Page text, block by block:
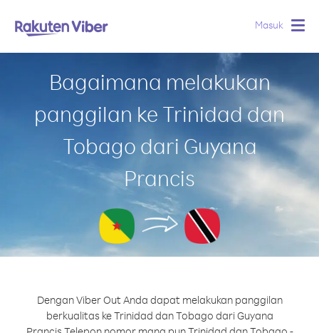
Masuk
Bagaimana melakukan
panggilan ke Trinidad dan
Tobago dari Guyana
Prancis
Dengan Viber Out Anda dapat melakukan panggilan
berkualitas ke Trinidad dan Tobago dari Guyana